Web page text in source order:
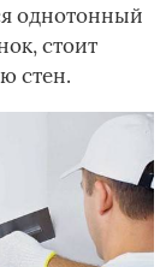
однотонный
стоит
стен.